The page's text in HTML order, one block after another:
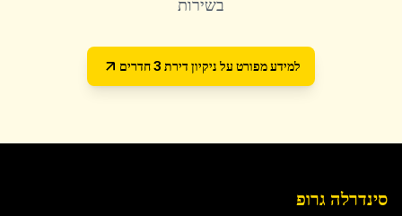
בשירות
למידע מפורט על ניקיון דירת 3 חדרים
סינדרלה גרופ